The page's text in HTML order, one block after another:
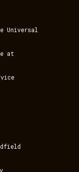
Universal
at